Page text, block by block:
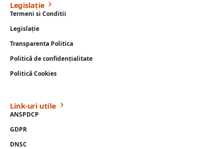
Legislație
Termeni si Conditii
Legislație
Transparenta Politica
Politică de confidențialitate
Politică Cookies
Link-uri utile
ANSPDCP
GDPR
DNSC